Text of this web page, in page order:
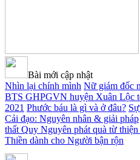
Bài mới cập nhật
Nhìn lại chính mình Nữ giám đốc
BTS GHPGVN huyện Xuân Lộc
2021 Phước báu là gì và ở đâu?
Cải đạo: Nguyên nhân & giải pháp
thất Quy Nguyên phát quà từ
Thiền dành cho Người bận rộn